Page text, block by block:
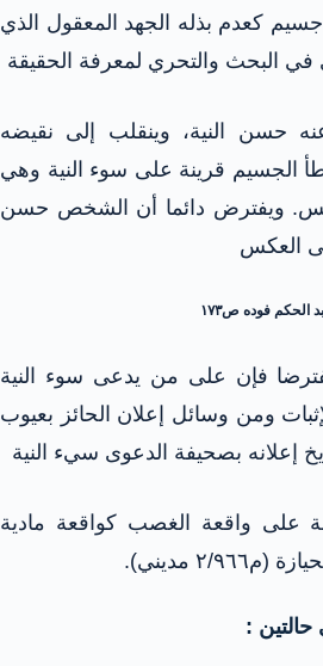
كعدم بذله الجهد المعقول الذي
البحث والتحري لمعرفة الحقيقة
حسن النية، وينقلب إلى نقيضه
الجسيم قرينة على سوء النية وهي
ويفترض دائما أن الشخص حسن
العكس
الحكم فوده ص۱۷۳
فإن على من يدعى سوء النية
ومن وسائل إعلان الحائز بعيوب
إعلانه بصحيفة الدعوى سيء النية
على واقعة الغصب كواقعة مادية
مديني).
حالتين :